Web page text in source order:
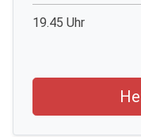
19.45 Uhr